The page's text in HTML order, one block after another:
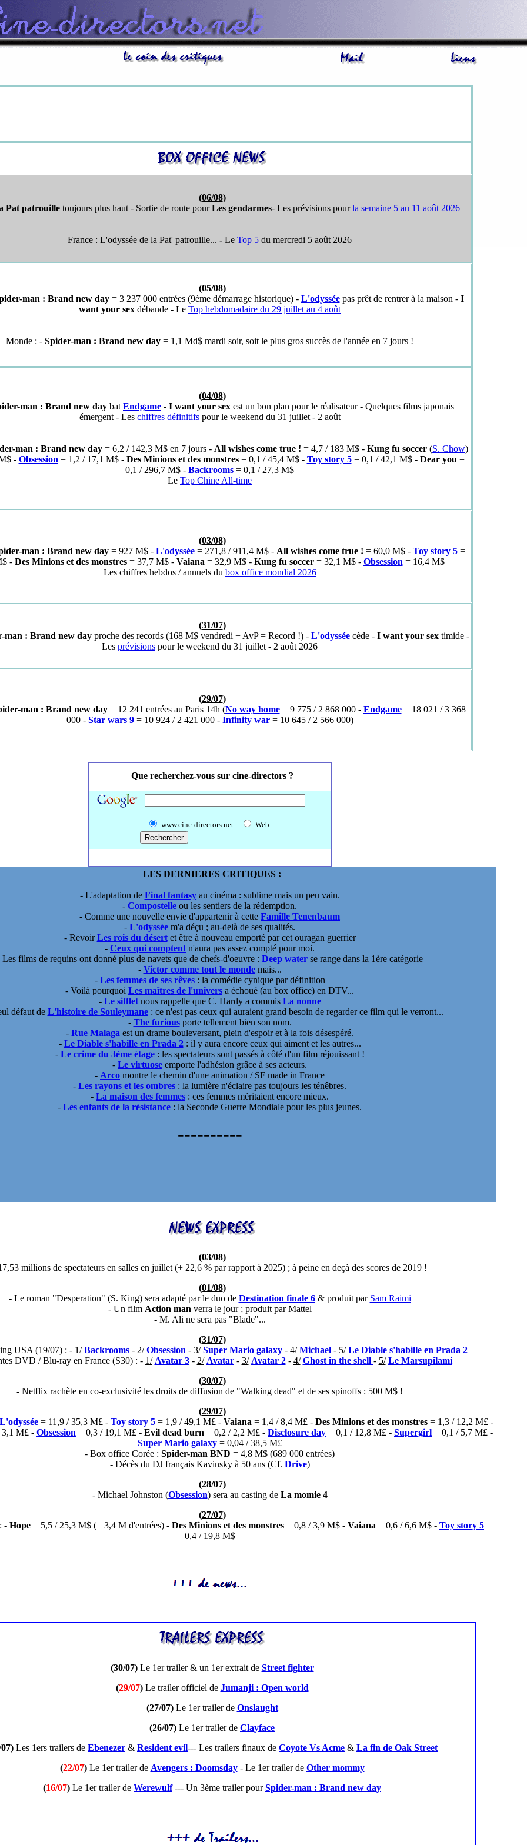
(06/08)
Pat patrouille toujours plus haut - Sortie de route pourLes gendarmes- Les prévisions pourla semaine 5 au 11 août 2026
France : L'odyssée de la Pat' patrouille... - Le Top 5 du mercredi 5 août 2026
(05/08)
man : Brand new day = 3 237 000 entrées (9ème démarrage historique) - L'odyssée pas prêt de rentrer à la maison - I
want your sex débande - Le Top hebdomadaire du 29 juillet au 4 août
Monde : - Spider-man : Brand new day = 1,1 Md$ mardi soir, soit le plus gros succès de l'année en 7 jours !
(04/08)
man : Brand new day bat Endgame - I want your sex est un bon plan pour le réalisateur - Quelques films japonais
émergent - Les chiffres définitifspour le weekend du 31 juillet - 2 août
man : Brand new day = 6,2 / 142,3 M$ en 7 jours - All wishes come true ! = 4,7 / 183 M$ - Kung fu soccer(S. Chow)
- Obsession = 1,2 / 17,1 M$ - Des Minions et des monstres= 0,1 / 45,4 M$ - Toy story 5= 0,1 / 42,1 M$ - Dear you =
0,1 / 296,7 M$ - Backrooms = 0,1 / 27,3 M$
Le Top Chine All-time
(03/08)
man : Brand new day = 927 M$ - L'odyssée = 271,8 / 911,4 M$ - All wishes come true ! = 60,0 M$ - Toy story 5 =
- Des Minions et des monstres= 37,7 M$ - Vaiana = 32,9 M$ - Kung fu soccer= 32,1 M$ - Obsession = 16,4 M$
Les chiffres hebdos / annuels du box office mondial 2026
(31/07)
man : Brand new day proche des records (168 M$ vendredi + AvP = Record !) - L'odyssée cède - I want your sex timide -
Les prévisions pour le weekend du 31 juillet - 2 août 2026
(29/07)
man : Brand new day = 12 241 entrées au Paris 14h (No way home= 9 775 / 2 868 000 - Endgame= 18 021 / 3 368
000 - Star wars 9 = 10 924 / 2 421 000 - Infinity war = 10 645 / 2 566 000)
Que recherchez-vous sur cine-directors ?
www.cine-directors.net Web
LES DERNIERES CRITIQUES :
- L'adaptation de Final fantasyau cinéma : sublime mais un peu vain.
- Compostelle ou les sentiers de la rédemption.
- Comme une nouvelle envie d'appartenir à cette Famille Tenenbaum
- L'odyssée m'a déçu ; au-delà de ses qualités.
- RevoirLes rois du désertet être à nouveau emporté par cet ouragan guerrier
- Ceux qui comptent n'aura pas assez compté pour moi.
Les films de requins ont donné plus de navets que de chefs-d'oeuvre : Deep waterse range dans la 1ère catégorie
- Victor comme tout le mondemais...
- Les femmes de ses rêves: la comédie cynique par définition
- Voilà pourquoi Les maîtres de l'univers a échoué (au box office) en DTV...
- Le siffletnous rappelle que C. Hardy a commis La nonne
défaut de L'histoire de Souleymane: ce n'est pas ceux qui auraient grand besoin de regarder ce film qui le verront...
- The furiousporte tellement bien son nom.
- Rue Malaga est un drame bouleversant, plein d'espoir et à la fois désespéré.
- Le Diable s'habille en Prada 2: il y aura encore ceux qui aiment et les autres...
- Le crime du 3ème étage : les spectateurs sont passés à côté d'un film réjouissant !
- Le virtuose emporte l'adhésion grâce à ses acteurs.
- Arco montre le chemin d'une animation / SF made in France
- Les rayons et les ombres : la lumière n'éclaire pas toujours les ténêbres.
- La maison des femmes : ces femmes méritaient encore mieux.
- Les enfants de la résistance : la Seconde Guerre Mondiale pour les plus jeunes.
----------
(03/08)
millions de spectateurs en salles en juillet (+ 22,6 % par rapport à 2025) ; à peine en deçà des scores de 2019 !
(01/08)
- Le roman "Desperation" (S. King) sera adapté par le duo de Destination finale 6& produit par Sam Raimi
- Un film Action man verra le jour ; produit par Mattel
- M. Ali ne sera pas "Blade"...
(31/07)
USA (19/07) : - 1/ Backrooms - 2/ Obsession - 3/ Super Mario galaxy - 4/ Michael - 5/ Le Diable s'habille en Prada 2
DVD / Blu-ray en France (S30) : - 1/ Avatar 3 - 2/ Avatar- 3/ Avatar 2- 4/ Ghost in the shell - 5/ Le Marsupilami
(30/07)
- Netflix rachète en co-exclusivité les droits de diffusion de "Walking dead" et de ses spinoffs : 500 M$ !
(29/07)
L'odyssée = 11,9 / 35,3 M£ - Toy story 5 = 1,9 / 49,1 M£ - Vaiana = 1,4 / 8,4 M£ - Des Minions et des monstres = 1,3 / 12,2 M£ -
M£ - Obsession = 0,3 / 19,1 M£ - Evil dead burn = 0,2 / 2,2 M£ - Disclosure day = 0,1 / 12,8 M£ - Supergirl = 0,1 / 5,7 M£ -
Super Mario galaxy= 0,04 / 38,5 M£
- Box office Corée : Spider-man BND = 4,8 M$ (689 000 entrées)
- Décès du DJ français Kavinsky à 50 ans (Cf. Drive)
(28/07)
- Michael Johnston (Obsession) sera au casting de La momie 4
(27/07)
- Hope = 5,5 / 25,3 M$ (= 3,4 M d'entrées) - Des Minions et des monstres = 0,8 / 3,9 M$ - Vaiana = 0,6 / 6,6 M$ - Toy story 5 =
0,4 / 19,8 M$
(30/07)Le 1er trailer & un 1er extrait de Street fighter
(29/07)Le trailer officiel de Jumanji : Open world
(27/07)Le 1er trailer de Onslaught
(26/07) Le 1er trailer de Clayface
) Les 1ers trailers de Ebenezer & Resident evil--- Les trailers finaux de Coyote Vs Acme & La fin de Oak Street
(22/07)Le 1er trailer de Avengers : Doomsday- Le 1er trailer de Other mommy
(16/07) Le 1er trailer de Werewulf--- Un 3ème trailer pourSpider-man : Brand new day